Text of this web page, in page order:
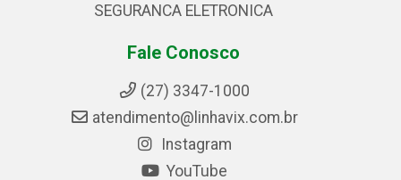
SEGURANCA ELETRONICA
Fale Conosco
(27) 3347-1000
atendimento@linhavix.com.br
Instagram
YouTube